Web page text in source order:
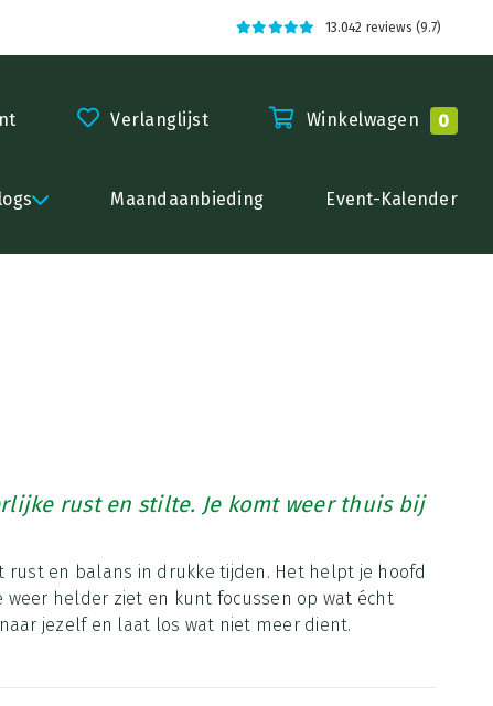
13.042 reviews (9.7)
Verlanglijst Winkelwagen 0
Maandaanbieding Event-Kalender
rust en stilte. Je komt weer thuis bij
rust en balans in drukke tijden. Het helpt je hoofd
helder ziet en kunt focussen op wat écht
jezelf en laat los wat niet meer dient.